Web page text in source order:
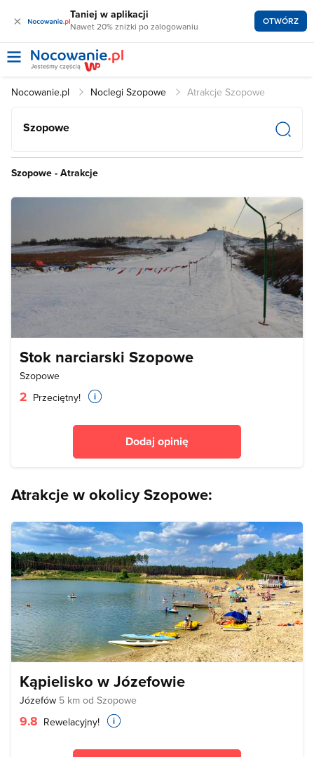
× Taniej w aplikacji
Nawet 20% zniżki po zalogowaniu OTWÓRZ
Nocowanie.pl Noclegi Szopowe Atrakcje Szopowe
Szopowe
Szopowe - Atrakcje
Stok narciarski Szopowe
Szopowe
2 Przeciętny!
Dodaj opinię
Atrakcje w okolicy Szopowe:
Kąpielisko w Józefowie
Józefów 5 km od Szopowe
9.8 Rewelacyjny!